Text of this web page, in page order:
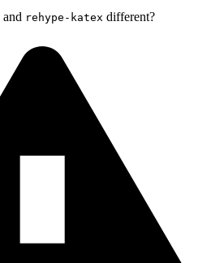
and rehype-katex different?